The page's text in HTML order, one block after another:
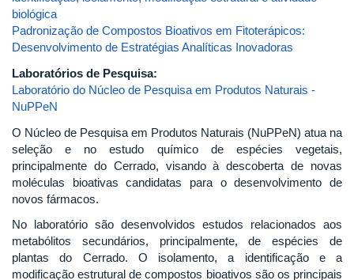
biológica
Padronização de Compostos Bioativos em Fitoterápicos:
Desenvolvimento de Estratégias Analíticas Inovadoras
Laboratórios de Pesquisa:
Laboratório do Núcleo de Pesquisa em Produtos Naturais -
NuPPeN
O Núcleo de Pesquisa em Produtos Naturais (NuPPeN) atua na
seleção e no estudo químico de espécies vegetais,
principalmente do Cerrado, visando à descoberta de novas
moléculas bioativas candidatas para o desenvolvimento de
novos fármacos.
No laboratório são desenvolvidos estudos relacionados aos
metabólitos secundários, principalmente, de espécies de
plantas do Cerrado. O isolamento, a identificação e a
modificação estrutural de compostos bioativos são os principais